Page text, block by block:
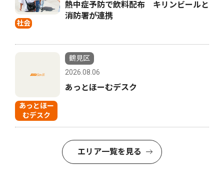
社会
熱中症予防で飲料配布 キリンビールと
消防署が連携
あっとほー
むデスク
鶴見区
2026.08.06
あっとほーむデスク
エリア一覧を見る